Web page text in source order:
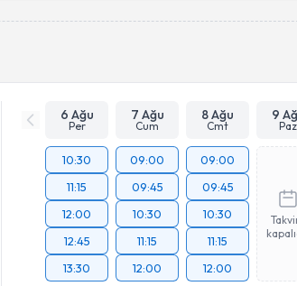
6 Ağu
Per
7 Ağu
Cum
8 Ağu
Cmt
9
Paz
10:30
11:15
12:00
12:45
13:30
09:00
09:45
10:30
11:15
12:00
09:00
09:45
10:30
11:15
12:00